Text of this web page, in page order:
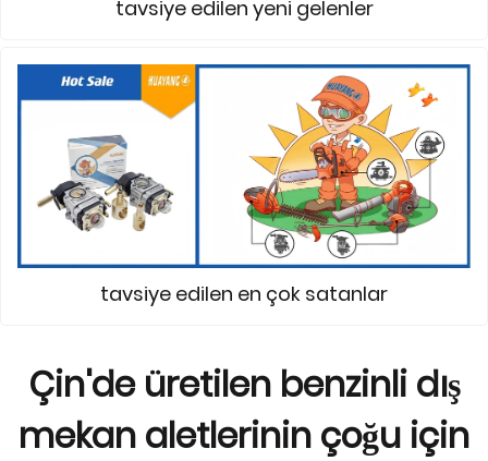
tavsiye edilen yeni gelenler
tavsiye edilen en çok satanlar
Çin'de üretilen benzinli dış
mekan aletlerinin çoğu için